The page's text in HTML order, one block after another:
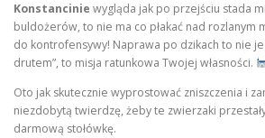
Konstancinie wygląda jak po przejściu stada
buldożerów, to nie ma co płakać nad rozlanym
do kontrofensywy! Naprawa po dzikach to nie
drutem”, to misja ratunkowa Twojej własności.
Oto jak skutecznie wyprostować zniszczenia i
niezdobytą twierdzę, żeby te zwierzaki
darmową stołówkę.